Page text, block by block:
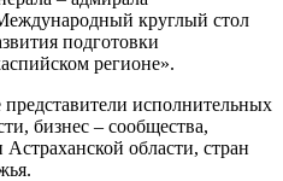
круглый стол
подготовки
регионе».
исполнительных
бизнес – сообщества,
области, стран